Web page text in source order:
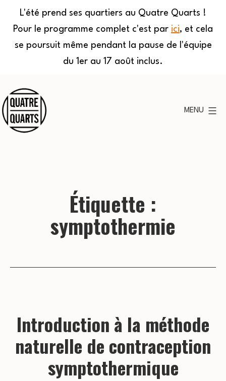
L'été prend ses quartiers au Quatre Quarts !
Pour le programme complet c'est par ici, et cela
se poursuit même pendant la pause de l'équipe
du 1er au 17 août inclus.
au
contenu
MENU
Étiquette :
symptothermie
Introduction à la méthode
naturelle de contraception
symptothermique